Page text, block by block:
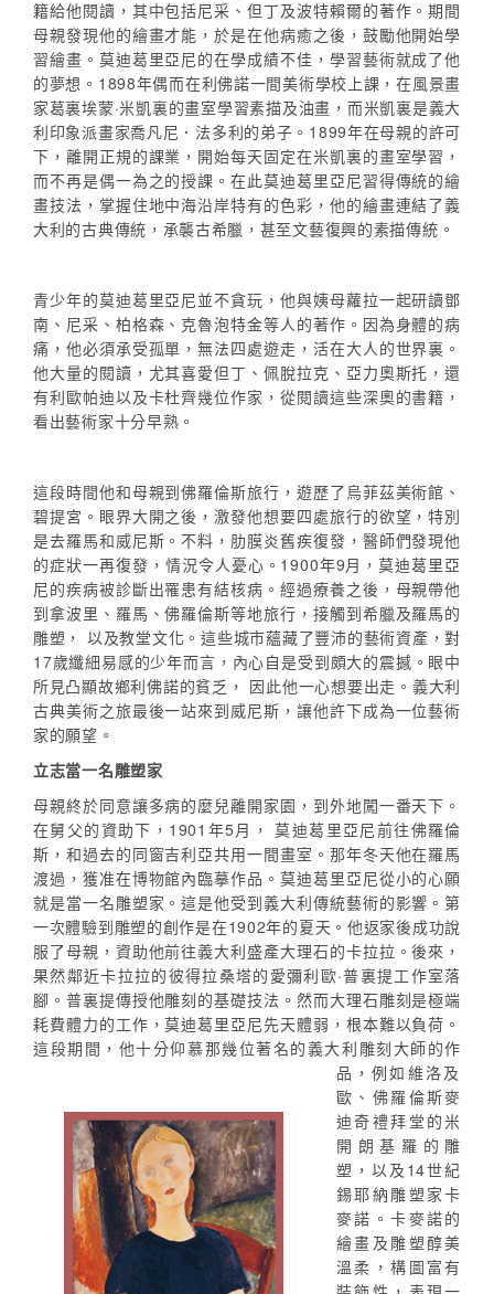
籍給他閱讀，其中包括尼采、但丁及波特賴爾的著作。期間
母親發現他的繪畫才能，於是在他病癒之後，鼓勵他開始學
習繪畫。莫迪葛里亞尼的在學成績不佳，學習藝術就成了他
的夢想。1898年偶而在利佛諾一間美術學校上課，在風景畫
家葛裏埃蒙·米凱裏的畫室學習素描及油畫，而米凱裏是義大
利印象派畫家喬凡尼．法多利的弟子。1899年在母親的許可
下，離開正規的課業，開始每天固定在米凱裏的畫室學習，
而不再是偶一為之的授課。在此莫迪葛里亞尼習得傳統的繪
畫技法，掌握住地中海沿岸特有的色彩，他的繪畫連結了義
大利的古典傳統，承襲古希臘，甚至文藝復興的素描傳統。
青少年的莫迪葛里亞尼並不貪玩，他與姨母蘿拉一起研讀鄧
南、尼采、柏格森、克魯泡特金等人的著作。因為身體的病
痛，他必須承受孤單，無法四處遊走，活在大人的世界裏。
他大量的閱讀，尤其喜愛但丁、佩脫拉克、亞力奧斯托，還
有利歐帕迪以及卡杜齊幾位作家，從閱讀這些深奧的書籍，
看出藝術家十分早熟。
這段時間他和母親到佛羅倫斯旅行，遊歷了烏菲茲美術館、
碧提宮。眼界大開之後，激發他想要四處旅行的欲望，特別
是去羅馬和威尼斯。不料，肋膜炎舊疾復發，醫師們發現他
的症狀一再復發，情況令人憂心。1900年9月，莫迪葛里亞
尼的疾病被診斷出罹患有結核病。經過療養之後，母親帶他
到拿波里、羅馬、佛羅倫斯等地旅行，接觸到希臘及羅馬的
雕塑， 以及教堂文化。這些城市蘊藏了豐沛的藝術資產，對
17歲纖細易感的少年而言，內心自是受到頗大的震撼。眼中
所見凸顯故鄉利佛諾的貧乏， 因此他一心想要出走。義大利
古典美術之旅最後一站來到威尼斯，讓他許下成為一位藝術
家的願望。
立志當一名雕塑家
母親終於同意讓多病的麼兒離開家園，到外地闖一番天下。
在舅父的資助下，1901年5月， 莫迪葛里亞尼前往佛羅倫
斯，和過去的同窗吉利亞共用一間畫室。那年冬天他在羅馬
渡過，獲准在博物館內臨摹作品。莫迪葛里亞尼從小的心願
就是當一名雕塑家。這是他受到義大利傳統藝術的影響。第
一次體驗到雕塑的創作是在1902年的夏天。他返家後成功說
服了母親，資助他前往義大利盛產大理石的卡拉拉。後來，
果然鄰近卡拉拉的彼得拉桑塔的愛彌利歐·普裏提工作室落
腳。普裏提傳授他雕刻的基礎技法。然而大理石雕刻是極端
耗費體力的工作，莫迪葛里亞尼先天體弱，根本難以負荷。
這段期間，他十分仰慕那幾位著名的義大利雕刻大師的作
品，例如維洛及
歐、佛羅倫斯麥
迪奇禮拜堂的米
開朗基羅的雕
塑，以及14世紀
錫耶納雕塑家卡
麥諾。卡麥諾的
繪畫及雕塑醇美
溫柔，構圖富有